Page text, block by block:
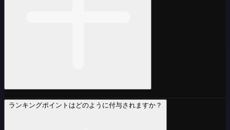
ランキングポイントはどのように付与されますか？